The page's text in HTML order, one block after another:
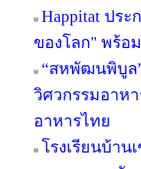
Happitat ปร
ของโลก" พร้อ
“สหพัฒนพิบูล
วิศวกรรมอาห
อาหารไทย
โรงเรียนบ้าน